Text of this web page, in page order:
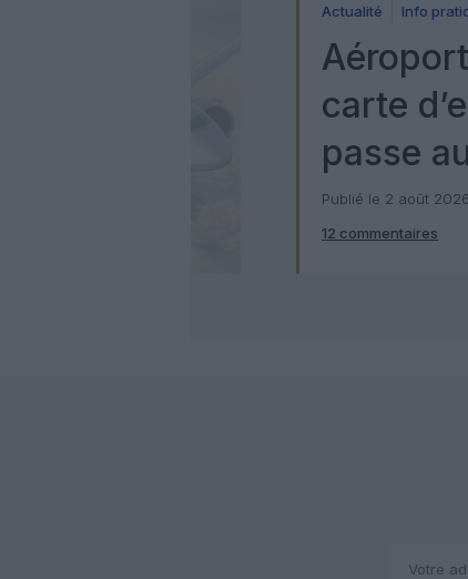
Actualité Info
carte
passe
Check
Publié le 2 août
12 commentaires